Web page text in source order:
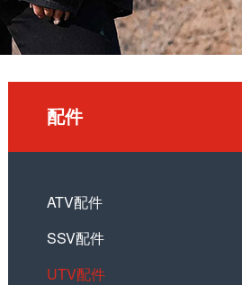
配件
ATV配件
SSV配件
UTV配件